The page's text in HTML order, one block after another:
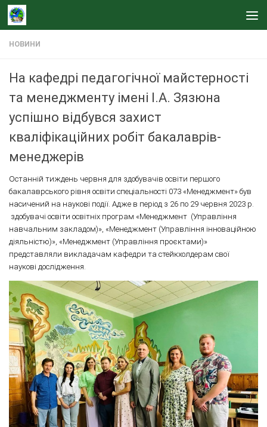
Skip to content
НОВИНИ
На кафедрі педагогічної майстерності
та менеджменту імені І.А. Зязюна
успішно відбувся захист
кваліфікаційних робіт бакалаврів-
менеджерів
Останній тиждень червня для здобувачів освіти першого
бакалаврського рівня освіти спеціальності 073 «Менеджмент» був
насичений на наукові події. Адже в період з 26 по 29 червня 2023 р.
здобувачі освіти освітніх програм «Менеджмент (Управління
навчальним закладом)», «Менеджмент (Управління інноваційною
діяльністю)», «Менеджмент (Управління проєктами)»
представляли викладачам кафедри та стейкхолдерам свої
наукові дослідження.